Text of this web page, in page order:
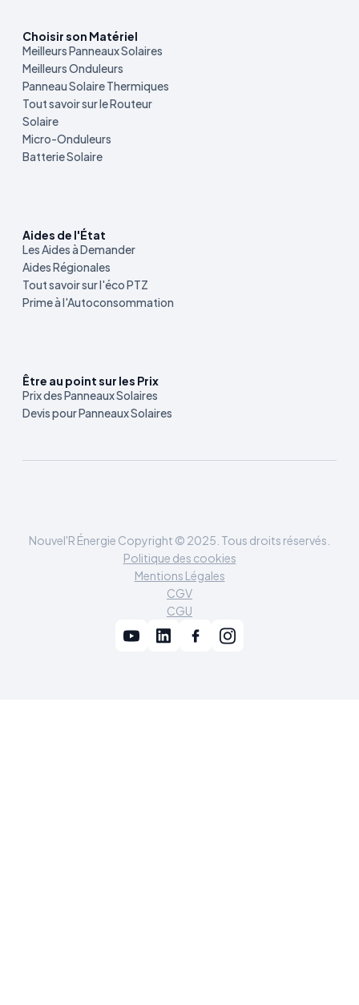
Choisir son Matériel
Meilleurs Panneaux Solaires
Meilleurs Onduleurs
Panneau Solaire Thermiques
Tout savoir sur le Routeur
Solaire
Micro-Onduleurs
Batterie Solaire
Aides de l'État
Les Aides à Demander
Aides Régionales
Tout savoir sur l'éco PTZ
Prime à l'Autoconsommation
Être au point sur les Prix
Prix des Panneaux Solaires
Devis pour Panneaux Solaires
Nouvel'R Énergie Copyright © 2025. Tous droits réservés.
Politique des cookies
Mentions Légales
CGV
CGU